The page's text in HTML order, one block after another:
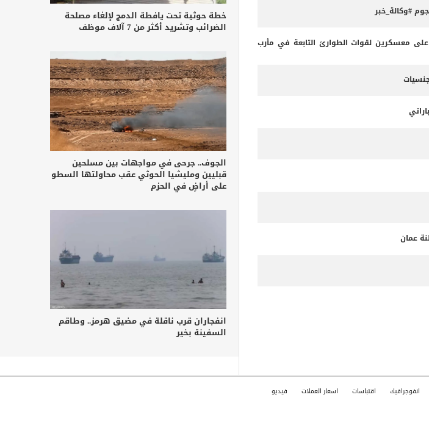
#وكالة_خبر
معسكرين لقوات الطوارئ التابعة في مأرب
خطة حوثية تحت يافطة الدمج لإلغاء مصلحة
الضرائب وتشريد أكثر من 7 آلاف موظف
الجوف.. جرحى في مواجهات بين مسلحين
قبليين ومليشيا الحوثي عقب محاولتها السطو
على أراضٍ في الحزم
انفجاران قرب ناقلة في مضيق هرمز.. وطاقم
السفينة بخير
انفوجرافيك اقتباسات اسعار العملات فيديو